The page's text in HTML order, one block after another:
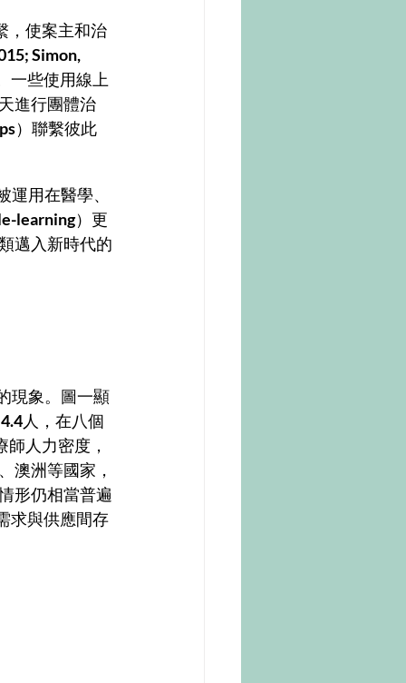
Simon,
一些使用線上
進行團體治
）聯繫彼此
learning）更
邁入新時代的
4.4人，在八個
師人力密度，
澳洲等國家，
形仍相當普遍
求與供應間存